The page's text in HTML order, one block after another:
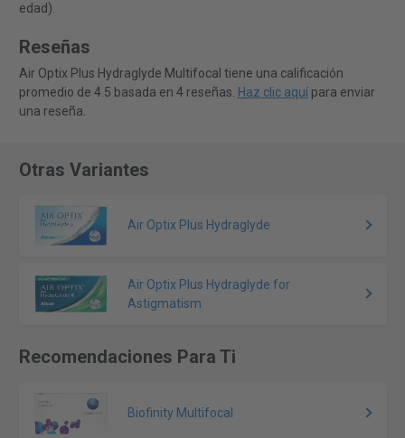
edad).
Reseñas
Air Optix Plus Hydraglyde Multifocal tiene una calificación
promedio de 4.5 basada en 4 reseñas. Haz clic aquípara enviar
una reseña.
Otras Variantes
Air Optix Plus Hydraglyde
Air Optix Plus Hydraglyde for
Astigmatism
Recomendaciones Para Ti
Biofinity Multifocal